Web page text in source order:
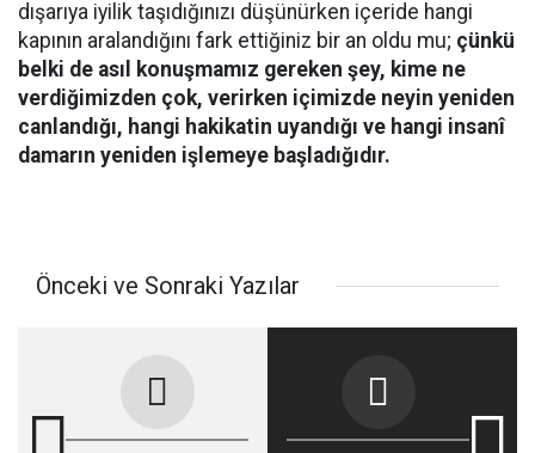
dışarıya iyilik taşıdığınızı düşünürken içeride hangi
kapının aralandığını fark ettiğiniz bir an oldu mu; çünkü
belki de asıl konuşmamız gereken şey, kime ne
verdiğimizden çok, verirken içimizde neyin yeniden
canlandığı, hangi hakikatin uyandığı ve hangi insanî
damarın yeniden işlemeye başladığıdır.
Önceki ve Sonraki Yazılar